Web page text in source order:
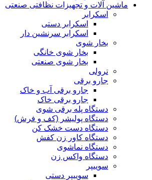
ماشین آلات و تجهیزات نظافتی صنعتی
اسکرابر
اسکرابر دستی
اسکرابر سرنشین دار
بخار شوی
بخار شوی خانگی
بخار شوی صنعتی
ترولی
جارو برقی
جارو برقی آب و خاک
جارو برقی خاک
دستگاه پله برقی شوی
دستگاه پولیشر (کف و فرش)
دستگاه دست خشک کن
دستگاه کاور زن کفش
دستگاه نماشوی
دستگاه واکس زن
سوییپر
سوییپر دستی